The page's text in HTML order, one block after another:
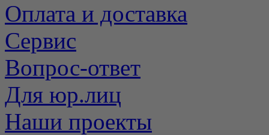
Оплата и доставка
Сервис
Вопрос-ответ
Для юр.лиц
Наши проекты